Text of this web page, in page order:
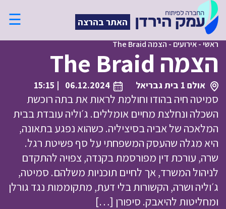
האתר בהרצה ☰
ראשי-אירועים - הצמה The Braid
הצמה The Braid
אולם 1 בית גבריאל 06.12.2024
| 15:15
סמיטה חיה בהודו וחולמת לראות את בתה רוכשת
השכלה ונחלצת מחיים אומללים. ג׳וליה עובדת בבית
המלאכה של אביה בסיציליה. כשהוא נפגע בתאונה,
היא מגלה שהעסק המשפחתי על סף פשיטת רגל.
שרה, עורכת דין מפורסמת בקנדה, צפויה להתקדם
לניהול המשרד, אך לחיים תוכניות משלהם. סמיטה,
ג׳וליה ושרה, הקשורות בלי דעת, מתקוממות נגד גורלן
ומחליטות להיאבק. סיפורן […]